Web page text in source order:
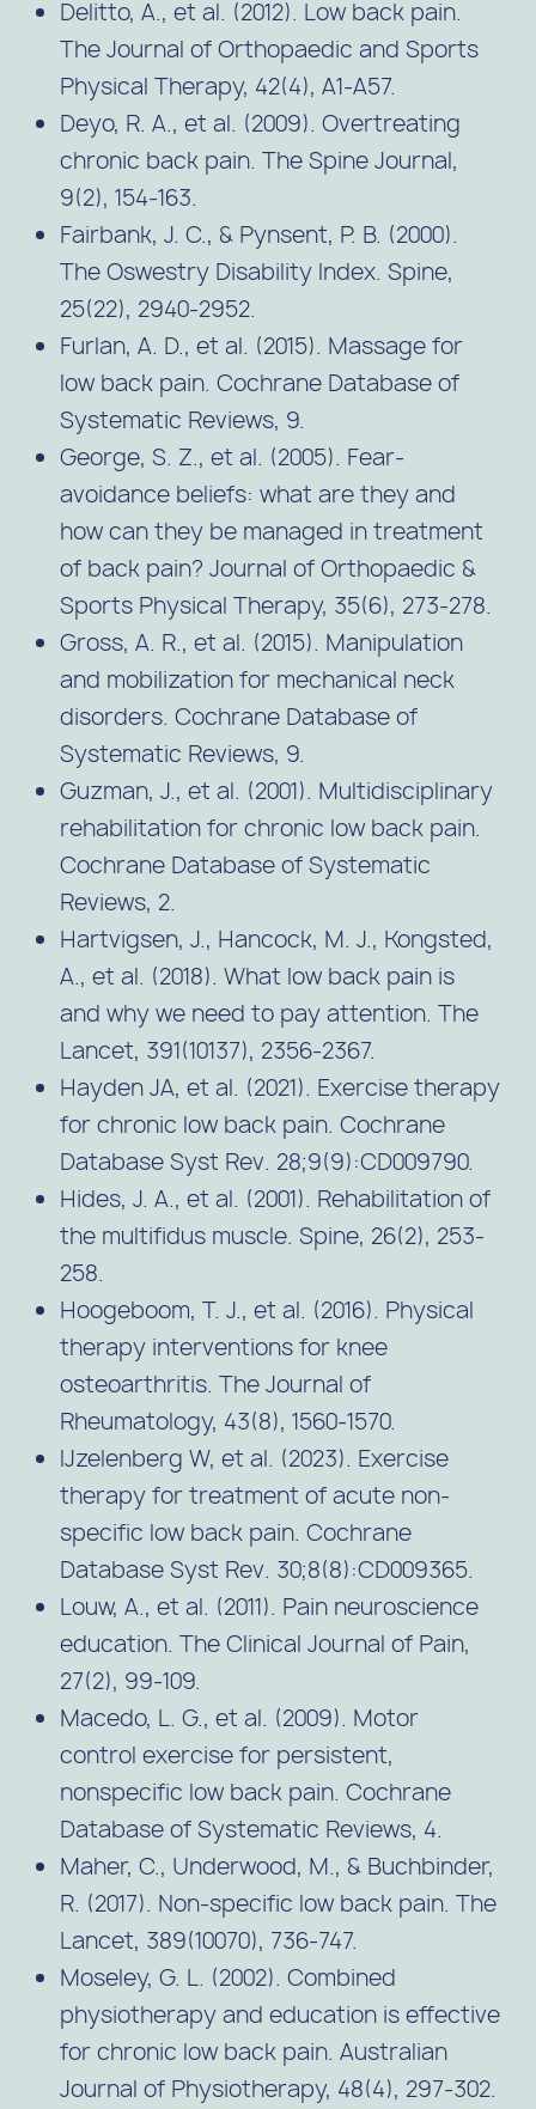
Delitto, A., et al. (2012). Low back pain.
The Journal of Orthopaedic and Sports
Physical Therapy, 42(4), A1-A57.
Deyo, R. A., et al. (2009). Overtreating
chronic back pain. The Spine Journal,
9(2), 154-163.
Fairbank, J. C., & Pynsent, P. B. (2000).
The Oswestry Disability Index. Spine,
25(22), 2940-2952.
Furlan, A. D., et al. (2015). Massage for
low back pain. Cochrane Database of
Systematic Reviews, 9.
George, S. Z., et al. (2005). Fear-
avoidance beliefs: what are they and
how can they be managed in treatment
of back pain? Journal of Orthopaedic &
Sports Physical Therapy, 35(6), 273-278.
Gross, A. R., et al. (2015). Manipulation
and mobilization for mechanical neck
disorders. Cochrane Database of
Systematic Reviews, 9.
Guzman, J., et al. (2001). Multidisciplinary
rehabilitation for chronic low back pain.
Cochrane Database of Systematic
Reviews, 2.
Hartvigsen, J., Hancock, M. J., Kongsted,
A., et al. (2018). What low back pain is
and why we need to pay attention. The
Lancet, 391(10137), 2356-2367.
Hayden JA, et al. (2021). Exercise therapy
for chronic low back pain. Cochrane
Database Syst Rev. 28;9(9):CD009790.
Hides, J. A., et al. (2001). Rehabilitation of
the multifidus muscle. Spine, 26(2), 253-
258.
Hoogeboom, T. J., et al. (2016). Physical
therapy interventions for knee
osteoarthritis. The Journal of
Rheumatology, 43(8), 1560-1570.
IJzelenberg W, et al. (2023). Exercise
therapy for treatment of acute non-
specific low back pain. Cochrane
Database Syst Rev. 30;8(8):CD009365.
Louw, A., et al. (2011). Pain neuroscience
education. The Clinical Journal of Pain,
27(2), 99-109.
Macedo, L. G., et al. (2009). Motor
control exercise for persistent,
nonspecific low back pain. Cochrane
Database of Systematic Reviews, 4.
Maher, C., Underwood, M., & Buchbinder,
R. (2017). Non-specific low back pain. The
Lancet, 389(10070), 736-747.
Moseley, G. L. (2002). Combined
physiotherapy and education is effective
for chronic low back pain. Australian
Journal of Physiotherapy, 48(4), 297-302.